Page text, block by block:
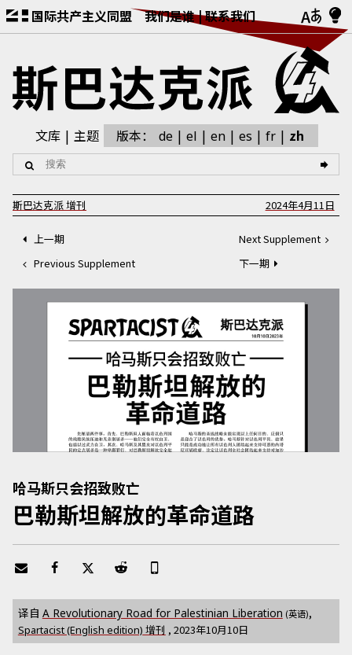
国际共产主义同盟 我们是谁 联系我们
文库 主题 版本： de el en es fr zh
斯巴达克派增刊 2024年4月11日
上一期
Previous Supplement
Next Supplement
下一期
哈马斯只会招致败亡
巴勒斯坦解放的革命道路
译自 A Revolutionary Road for Palestinian Liberation (英语),
Spartacist (English edition) 增刊 , 2023年10月10日